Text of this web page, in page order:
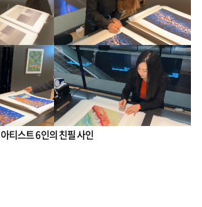
아티스트 6인의 친필 사인